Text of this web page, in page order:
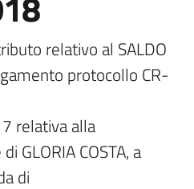
relativo al SALDO
protocollo CR-
relativa alla
GLORIA COSTA, a
di